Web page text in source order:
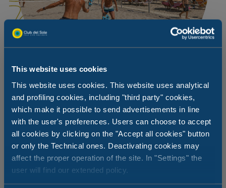
This website uses cookies
This website uses cookies. This website uses analytical
and profiling cookies, including "third party" cookies,
which make it possible to send advertisements in line
with the user's preferences. Users can choose to accept
all cookies by clicking on the "Accept all cookies" button
or only the Technical ones. Deactivating cookies may
affect the proper operation of the site. In "Settings" the
user will find our extended policy.
Sport, Sport und nochmals Sport
Milano Marittima und Cervia sind zwei bevorzugte Ziele
für Freunde sportlicher Betätigung auch im Urlaub. Die
210 Hektar Pinienwald, die die beiden Städte verbinden,
sind eine grüne Lunge, wo man spazieren gehen, joggen
und dank der speziellen Anlagen in seinem Inneren